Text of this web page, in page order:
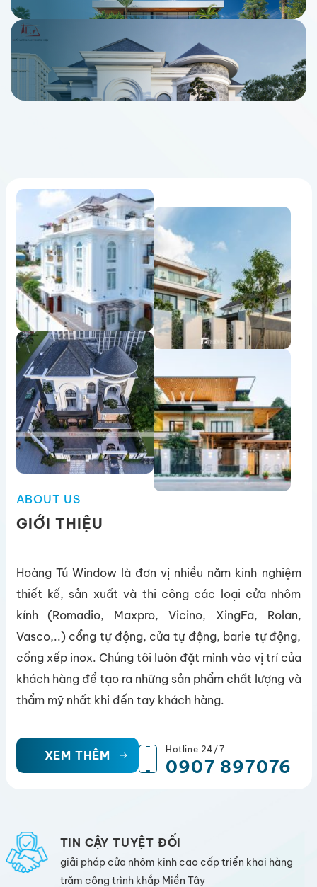
ABOUT US
GIỚI THIỆU
Hoàng Tú Window là đơn vị nhiều năm kinh nghiệm
thiết kế, sản xuất và thi công các loại cửa nhôm
kính (Romadio, Maxpro, Vicino, XingFa, Rolan,
Vasco,..) cổng tự động, cửa tự động, barie tự động,
cổng xếp inox. Chúng tôi luôn đặt mình vào vị trí của
khách hàng để tạo ra những sản phẩm chất lượng và
thẩm mỹ nhất khi đến tay khách hàng.
XEM THÊM Hotline 24/7
0907 897076
TIN CẬY TUYỆT ĐỐI
giải pháp cửa nhôm kinh cao cấp triển khai hàng
trăm công trình khắp Miền Tây